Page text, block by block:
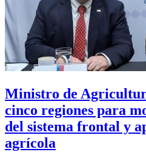
Ministro de
cinco regiones para
del sistema frontal y
agrícola